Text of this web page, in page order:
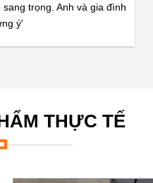
trọng. Anh và gia đình
ý'
THỰC TẾ